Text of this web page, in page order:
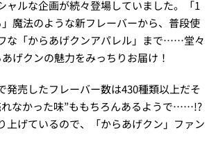
ャルな企画が続々登場していました。「1
魔法のような新フレーバーから、普段使
な「からあげクンアパレル」まで……堂々
げクンの魅力をみっちりお届け！
発売したフレーバー数は430種類以上だそ
れなかった味”ももちろんあるようで……!?
上げているので、「からあげクン」ファン